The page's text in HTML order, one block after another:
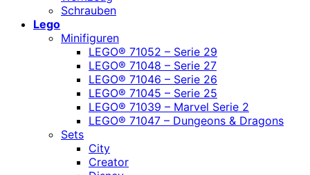
Schrauben
Lego
Minifiguren
LEGO® 71052 – Serie 29
LEGO® 71048 – Serie 27
LEGO® 71046 – Serie 26
LEGO® 71045 – Serie 25
LEGO® 71039 – Marvel Serie 2
LEGO® 71047 – Dungeons & Dragons
Sets
City
Creator